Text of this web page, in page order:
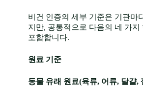
비건 인증의 세부 기준은 기관마
지만, 공통적으로 다음의 네 가지
포함합니다.
원료 기준
동물 유래 원료(육류, 어류, 달걀,